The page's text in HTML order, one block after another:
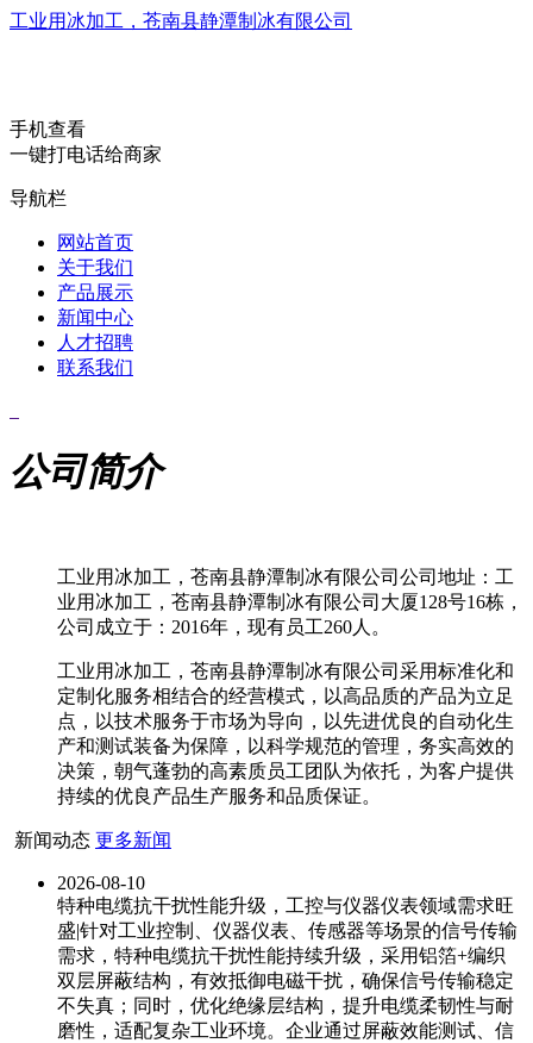
工业用冰加工，苍南县静潭制冰有限公司
手机查看
一键打电话给商家
导航栏
网站首页
关于我们
产品展示
新闻中心
人才招聘
联系我们
公司简介
工业用冰加工，苍南县静潭制冰有限公司公司地址：工
业用冰加工，苍南县静潭制冰有限公司大厦128号16栋，
公司成立于：2016年，现有员工260人。
工业用冰加工，苍南县静潭制冰有限公司采用标准化和
定制化服务相结合的经营模式，以高品质的产品为立足
点，以技术服务于市场为导向，以先进优良的自动化生
产和测试装备为保障，以科学规范的管理，务实高效的
决策，朝气蓬勃的高素质员工团队为依托，为客户提供
持续的优良产品生产服务和品质保证。
新闻动态 更多新闻
2026-08-10
特种电缆抗干扰性能升级，工控与仪器仪表领域需求旺
盛|针对工业控制、仪器仪表、传感器等场景的信号传输
需求，特种电缆抗干扰性能持续升级，采用铝箔+编织
双层屏蔽结构，有效抵御电磁干扰，确保信号传输稳定
不失真；同时，优化绝缘层结构，提升电缆柔韧性与耐
磨性，适配复杂工业环境。企业通过屏蔽效能测试、信